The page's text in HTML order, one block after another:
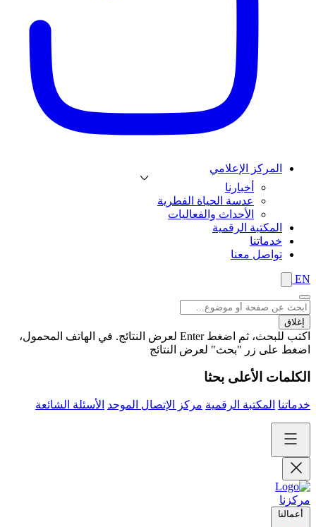
المركز الإعلامي
أخبارنا
عدسة الحياة الفطرية
الأحداث والفعاليات
المكتبة الرقمية
خدماتنا
تواصل معنا
EN
إغلاق
اكتب للبحث، ثم اضغط Enter لعرض النتائج. في الهاتف المحمول،
اضغط على زر "بحث" لعرض النتائج
الكلمات الأعلى بحثا
خدماتنا المكتبة الرقمية مركز الإتصال الموحد الأسئلة الشائعة
مركزنا
أعمالنا